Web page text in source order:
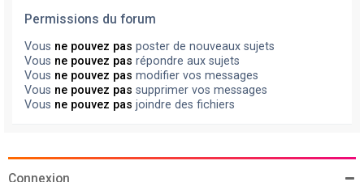
Permissions du forum
Vous ne pouvez pas poster de nouveaux sujets
Vous ne pouvez pas répondre aux sujets
Vous ne pouvez pas modifier vos messages
Vous ne pouvez pas supprimer vos messages
Vous ne pouvez pas joindre des fichiers
Connexion